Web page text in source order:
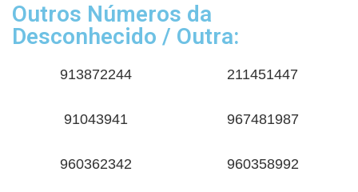
Outros Números da
Desconhecido / Outra:
913872244 211451447
91043941 967481987
960362342 960358992